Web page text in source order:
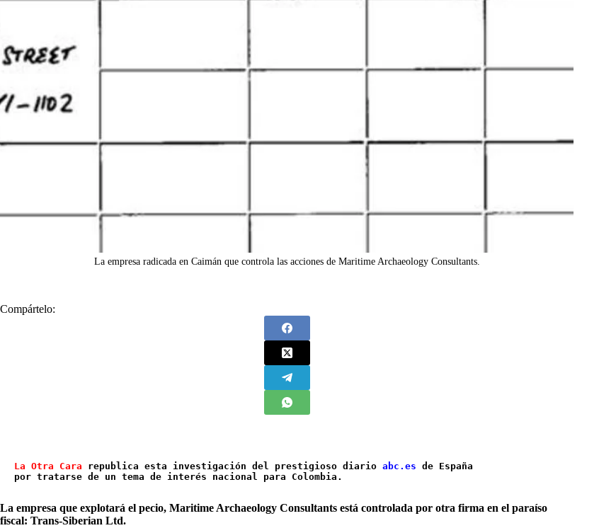
La empresa radicada en Caimán que controla las acciones de Maritime Archaeology Consultants.
Compártelo:
La Otra Cara republica esta investigación del prestigioso diario abc.es de España
por tratarse de un tema de interés nacional para Colombia.
La empresa que explotará el pecio, Maritime Archaeology Consultants está controlada por otra firma en el paraíso
fiscal: Trans-Siberian Ltd.